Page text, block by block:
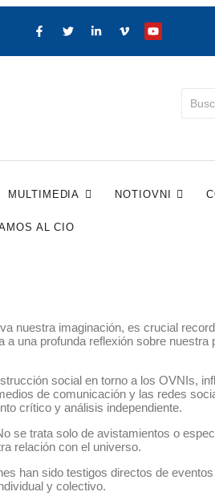
MULTIMEDIA NOTIOVNI
AL CIO
nuestra imaginación, es crucial
una profunda reflexión sobre
social en torno a los OVNIs,
de comunicación y las redes
crítico y análisis independiente.
se trata solo de avistamientos o
relación con el universo.
han sido testigos directos de
y colectivo.